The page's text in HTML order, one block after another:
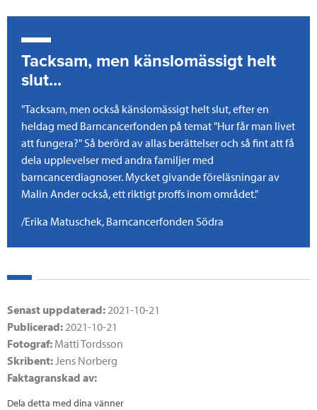
Tacksam, men känslomässigt helt
slut...
"Tacksam, men också känslomässigt helt slut, efter en
heldag med Barncancerfonden på temat "Hur får man livet
att fungera?" Så berörd av allas berättelser och så fint att få
dela upplevelser med andra familjer med
barncancerdiagnoser. Mycket givande föreläsningar av
Malin Ander också, ett riktigt proffs inom området."
/Erika Matuschek, Barncancerfonden Södra
Senast uppdaterad: 2021-10-21
Publicerad: 2021-10-21
Fotograf: Matti Tordsson
Skribent: Jens Norberg
Faktagranskad av:
Dela detta med dina vänner